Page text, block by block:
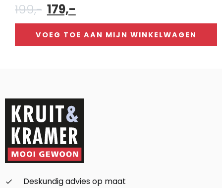
199,- Oorspronkelijke
prijs
was:
199,-.
179,-
prijs
is:
179,-.
VOEG TOE AAN MIJN WINKELWAGEN
check_small
Deskundig advies op maat